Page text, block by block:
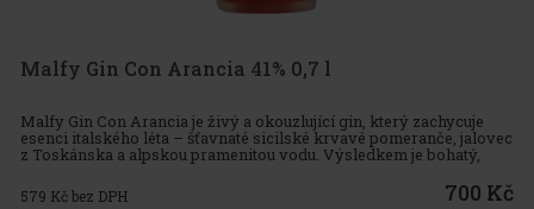
Malfy Gin Con Arancia 41% 0,7 l
Malfy Gin Con Arancia je živý a okouzlující gin, který zachycuje
esenci italského léta – šťavnaté sicilské krvavé pomeranče, jalovec
z Toskánska a alpskou pramenitou vodu. Výsledkem je bohatý,
harmonický a plný gin, který přináší explozi citrusové sv
579 Kč bez DPH 700 Kč